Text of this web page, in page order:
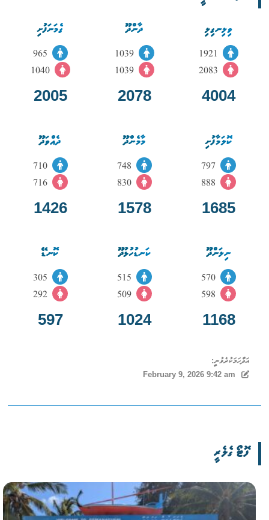
ވިލިނގިލި
1921
2083
4004
ދާންދޫ
1039
1039
2078
ގެމަނަފުށި
1040
2005
ކޮލަމާފުށި
797
888
1685
މާމެންދޫ
748
830
1578
ދެއްވަދޫ
710
716
1426
ނިލަންދޫ
570
598
1168
ކަނޑުހުޅުދޫ
515
509
1024
ކޮނޑޭ
292
597
އަދާހަމަކުރެވުނީ:
February 9, 2026 9:42 am
ފޮޓޯ ގެލެރީ